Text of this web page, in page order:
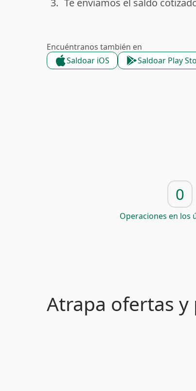
done
3. Te enviamos el saldo
Encuéntranos también en
Saldoar iOS
Saldoar Play
0
Operaciones en los
Atrapa ofertas y